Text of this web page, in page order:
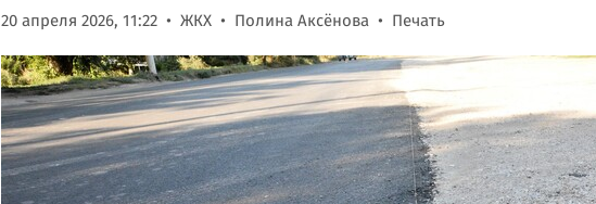
20 апреля 2026, 11:22 ЖКХ Полина Аксёнова Печать